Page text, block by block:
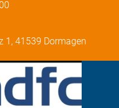
1, 41539 Dormagen